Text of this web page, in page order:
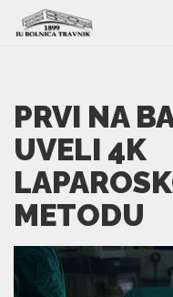
PRVI NA
UVELI 4K
METODU